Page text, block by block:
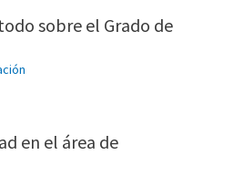
sobre el Grado de
en el área de